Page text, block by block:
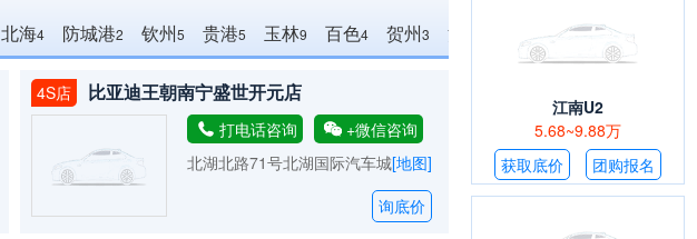
北海4 防城港2 钦州5 贵港5 玉林9 百色4 贺州3 河池 来宾 3 崇左2
4S店 比亚迪王朝南宁盛世开元店
打电话咨询
+微信咨询
北湖北路71号北湖国际汽车城[地图]
询底价
江南U2
5.68~9.88万
获取底价
团购报名